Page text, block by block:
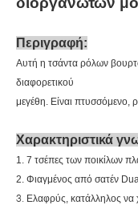
Περιγραφή:
Αυτή η τσάντα ρόλων
διαφορετικού
μεγέθη. Είναι πτυσσόμενο,
Χαρακτηριστικά
1. 7 τσέπες των ποικίλων
2. Φιαγμένος από σατέν
3. Ελαφρύς, κατάλληλος να